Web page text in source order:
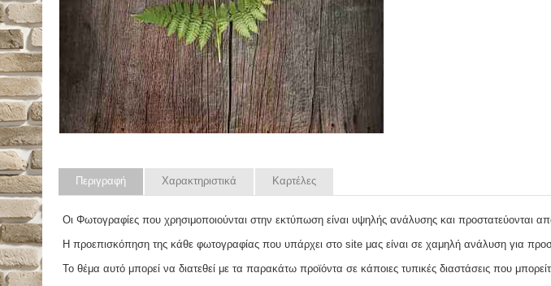
Περιγραφή Χαρακτηριστικά Καρτέλες
Οι Φωτογραφίες που χρησιμοποιούνται στην εκτύπωση είναι υψηλής ανάλυσης και προστατεύονται
Η προεπισκόπηση της κάθε φωτογραφίας που υπάρχει στο site μας είναι σε χαμηλή ανάλυση για
Το θέμα αυτό μπορεί να διατεθεί με τα παρακάτω προϊόντα σε κάποιες τυπικές διαστάσεις που